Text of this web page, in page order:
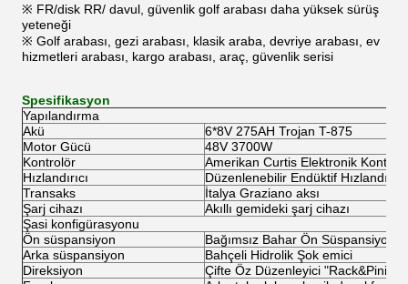
※ FR/disk RR/ davul, güvenlik golf arabası daha yüksek sürüş
yeteneği
※ Golf arabası, gezi arabası, klasik araba, devriye arabası, ev
hizmetleri arabası, kargo arabası, araç, güvenlik serisi
Spesifikasyon
Yapılandırma
Akü
6*8V 275AH Trojan T-875
Motor Gücü
48V 3700W
Kontrolör
Amerikan Curtis Elektronik
Hızlandırıcı
Düzenlenebilir Endüktif
Transaks
İtalya Graziano aksı
Şarj cihazı
Akıllı gemideki şarj cihazı
Şasi konfigürasyonu
Ön süspansiyon
Bağımsız Bahar Ön Süspansiyonu
Arka süspansiyon
Bahçeli Hidrolik Şok emici
Direksiyon
Çifte Öz Düzenleyici